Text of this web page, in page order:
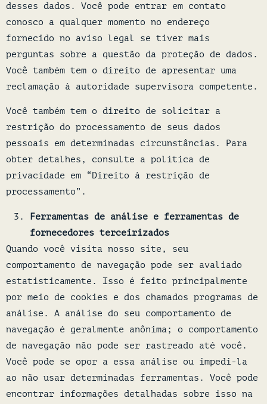
desses dados. Você pode entrar em contato
conosco a qualquer momento no endereço
fornecido no aviso legal se tiver mais
perguntas sobre a questão da proteção de dados.
Você também tem o direito de apresentar uma
reclamação à autoridade supervisora competente.
Você também tem o direito de solicitar a
restrição do processamento de seus dados
pessoais em determinadas circunstâncias. Para
obter detalhes, consulte a política de
privacidade em “Direito à restrição de
processamento”.
Ferramentas de análise e ferramentas de
fornecedores terceirizados
Quando você visita nosso site, seu
comportamento de navegação pode ser avaliado
estatisticamente. Isso é feito principalmente
por meio de cookies e dos chamados programas de
análise. A análise do seu comportamento de
navegação é geralmente anônima; o comportamento
de navegação não pode ser rastreado até você.
Você pode se opor a essa análise ou impedi-la
ao não usar determinadas ferramentas. Você pode
encontrar informações detalhadas sobre isso na